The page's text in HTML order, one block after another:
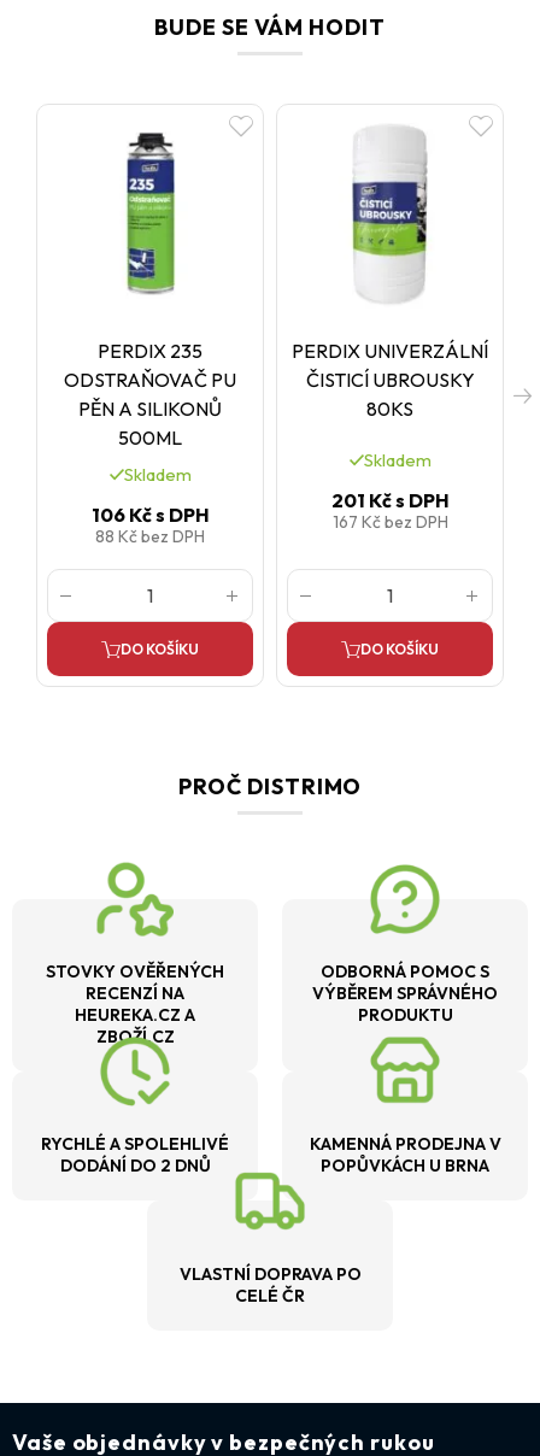
atd.) z ní dělají ideální pěnu pro náročné interiérové i exteriérové
izolace. I v náročných klimatických podmínkách poskytuje
BUDE SE VÁM HODIT
PERDIX 235
ODSTRAŇOVAČ PU
PĚN A SILIKONŮ
500ML
Skladem
106 Kčs DPH
88 Kčbez DPH
DO KOŠÍKU
PERDIX UNIVERZÁLNÍ
ČISTICÍ UBROUSKY
80KS
Skladem
201 Kčs DPH
167 Kčbez DPH
DO KOŠÍKU
PROČ DISTRIMO
STOVKY OVĚŘENÝCH
RECENZÍ NA
HEUREKA.CZ A
ZBOŽÍ.CZ
ODBORNÁ POMOC S
VÝBĚREM SPRÁVNÉHO
PRODUKTU
RYCHLÉ A SPOLEHLIVÉ
DODÁNÍ DO 2 DNŮ
KAMENNÁ PRODEJNA V
POPŮVKÁCH U BRNA
VLASTNÍ DOPRAVA PO
CELÉ ČR
Vaše objednávky v bezpečných rukou